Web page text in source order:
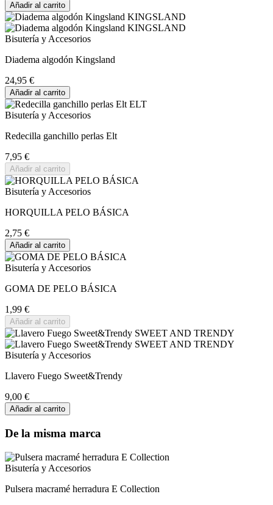
Añadir al carrito
Bisutería y Accesorios
Diadema algodón Kingsland
24,95 €
Añadir al carrito
Bisutería y Accesorios
Redecilla ganchillo perlas Elt
7,95 €
Añadir al carrito
Bisutería y Accesorios
HORQUILLA PELO BÁSICA
2,75 €
Añadir al carrito
Bisutería y Accesorios
GOMA DE PELO BÁSICA
1,99 €
Añadir al carrito
Bisutería y Accesorios
Llavero Fuego Sweet&Trendy
9,00 €
Añadir al carrito
De la misma marca
Bisutería y Accesorios
Pulsera macramé herradura E Collection